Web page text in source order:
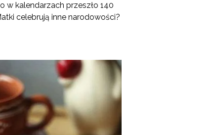
w kalendarzach przeszło 140
celebrują inne narodowości?